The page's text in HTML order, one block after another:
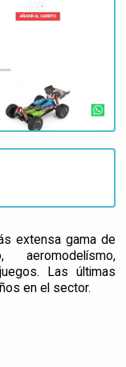
extensa gama de
Las últimas
en el sector.